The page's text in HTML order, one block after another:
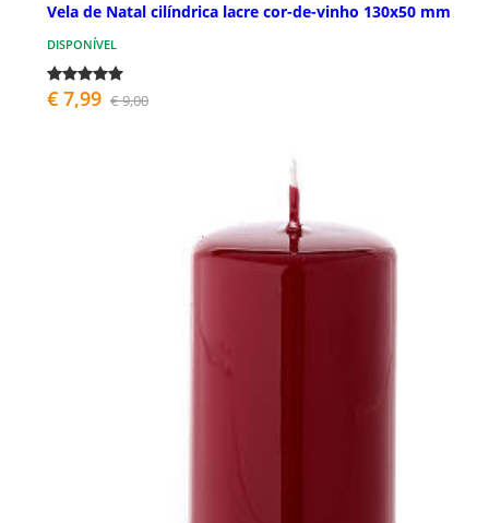
Vela de Natal cilíndrica lacre cor-de-vinho 130x50 mm
DISPONÍVEL
€ 7,99 € 9,00